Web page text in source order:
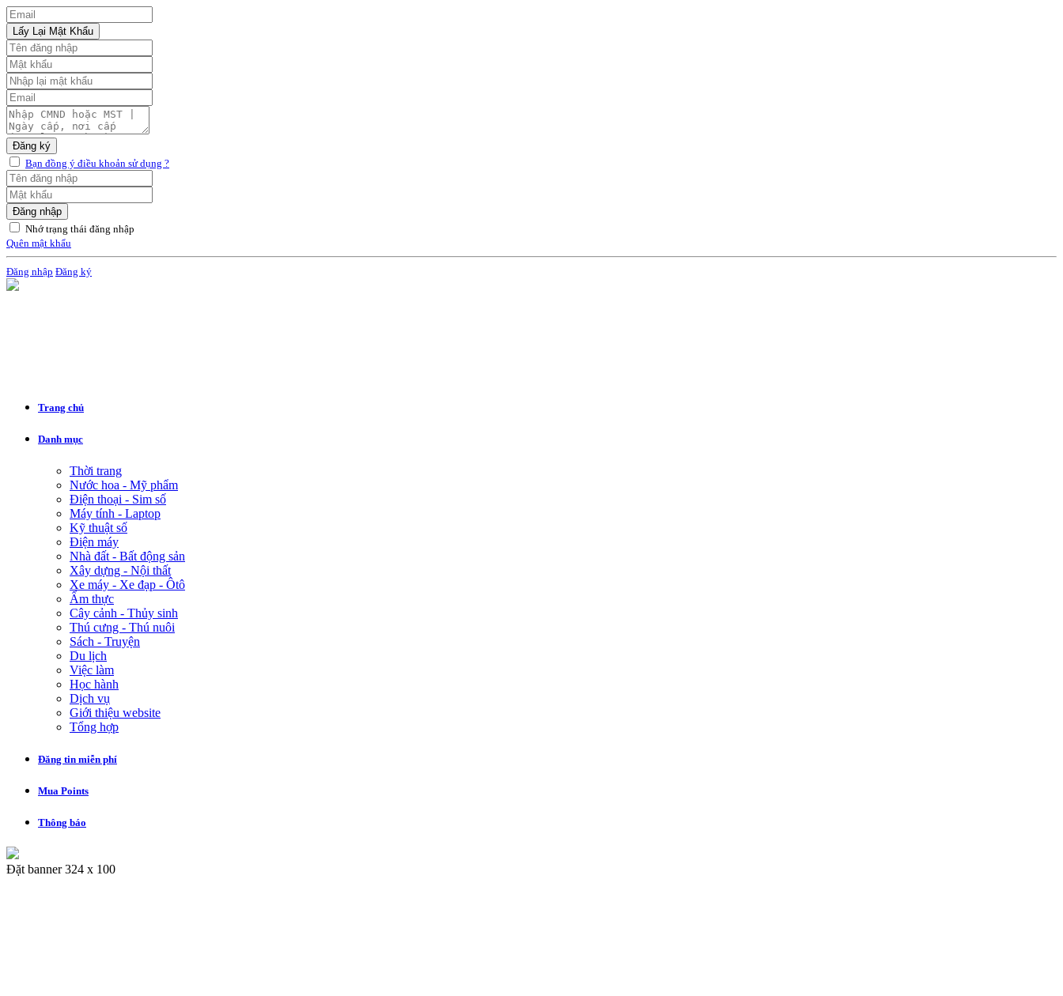
Lấy Lại Mật Khẩu
Đăng ký
Bạn đồng ý điều khoản sử dụng ?
Đăng nhập
Nhớ trạng thái đăng nhập
Quên mật khẩu
Đăng nhập Đăng ký
Trang chủ
Danh mục
Thời trang
Nước hoa - Mỹ phẩm
Điện thoại - Sim số
Máy tính - Laptop
Kỹ thuật số
Điện máy
Nhà đất - Bất động sản
Xây dựng - Nội thất
Xe máy - Xe đạp - Ôtô
Ẩm thực
Cây cảnh - Thủy sinh
Thú cưng - Thú nuôi
Sách - Truyện
Du lịch
Việc làm
Học hành
Dịch vụ
Giới thiệu website
Tổng hợp
Đăng tin miễn phí
Mua Points
Thông báo
Đặt banner 324 x 100